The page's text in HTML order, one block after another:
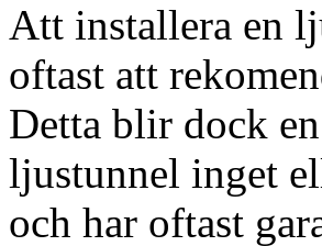
Att installera en
oftast att
Detta blir dock
ljustunnel inget
och har oftast